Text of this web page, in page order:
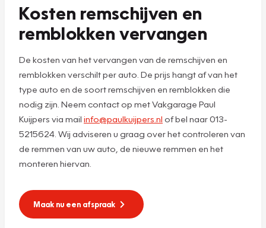
Kosten remschijven en
remblokken vervangen
De kosten van het vervangen van de remschijven en
remblokken verschilt per auto. De prijs hangt af van het
type auto en de soort remschijven en remblokken die
nodig zijn. Neem contact op met Vakgarage Paul
Kuijpers via mail info@paulkuijpers.nl of bel naar 013-
5215624. Wij adviseren u graag over het controleren van
de remmen van uw auto, de nieuwe remmen en het
monteren hiervan.
Maak nu een afspraak